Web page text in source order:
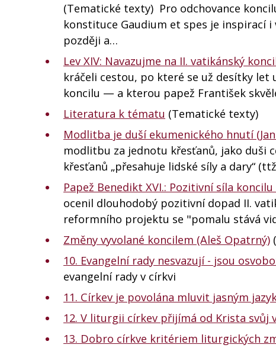
(Tematické texty) Pro odchovance
konstituce Gaudium et spes je inspirací
později a…
Lev XIV: Navazujme na II. vatikánský
kráčeli cestou, po které se už desítky
koncilu — a kterou papež František
Literatura k tématu (Tematické texty)
Modlitba je duší ekumenického hnutí (Jan
modlitbu za jednotu křesťanů, jako duši
křesťanů „přesahuje lidské síly a dary“
Papež Benedikt XVI.: Pozitivní síla
ocenil dlouhodobý pozitivní dopad II.
reformního projektu se "pomalu stává
Změny vyvolané koncilem (Aleš Opatrný)
10. Evangelní rady nesvazují - jsou
evangelní rady v církvi
11. Církev je povolána mluvit jasným
12. V liturgii církev přijímá od Krista svůj
13. Dobro církve kritériem liturgických